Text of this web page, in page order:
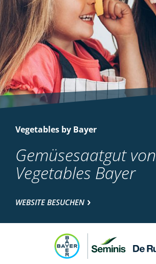
Vegetables by Bayer
Gemüsesaatgut von
Vegetables Bayer
WEBSITE BESUCHEN